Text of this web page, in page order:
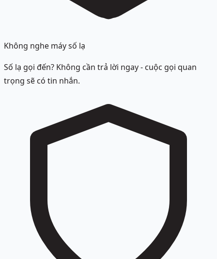
Không nghe máy số lạ
Số lạ gọi đến? Không cần trả lời ngay - cuộc gọi quan
trọng sẽ có tin nhắn.